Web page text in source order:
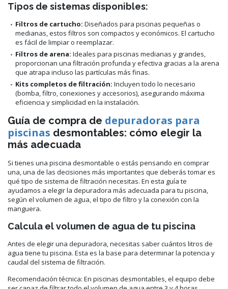
Tipos de sistemas disponibles:
Filtros de cartucho: Diseñados para piscinas pequeñas o
medianas, estos filtros son compactos y económicos. El cartucho
es fácil de limpiar o reemplazar.
Filtros de arena: Ideales para piscinas medianas y grandes,
proporcionan una filtración profunda y efectiva gracias a la arena
que atrapa incluso las partículas más finas.
Kits completos de filtración: Incluyen todo lo necesario
(bomba, filtro, conexiones y accesorios), asegurando máxima
eficiencia y simplicidad en la instalación.
Guía de compra de depuradoras para
piscinas desmontables: cómo elegir la
más adecuada
Si tienes una piscina desmontable o estás pensando en comprar
una, una de las decisiones más importantes que deberás tomar es
qué tipo de sistema de filtración necesitas. En esta guía te
ayudamos a elegir la depuradora más adecuada para tu piscina,
según el volumen de agua, el tipo de filtro y la conexión con la
manguera.
Calcula el volumen de agua de tu piscina
Antes de elegir una depuradora, necesitas saber cuántos litros de
agua tiene tu piscina. Esta es la base para determinar la potencia y
caudal del sistema de filtración.
Recomendación técnica: En piscinas desmontables, el equipo debe